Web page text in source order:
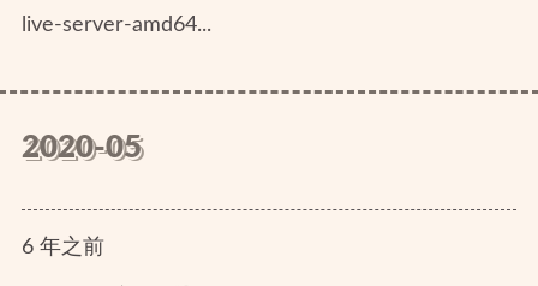
live-server-amd64...
2020-05
6年之前